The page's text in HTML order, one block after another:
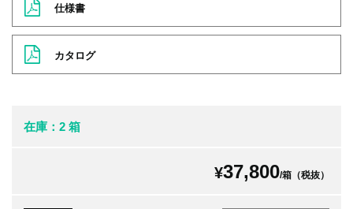
仕様書
カタログ
在庫：2 箱
¥37,800/箱（税抜）